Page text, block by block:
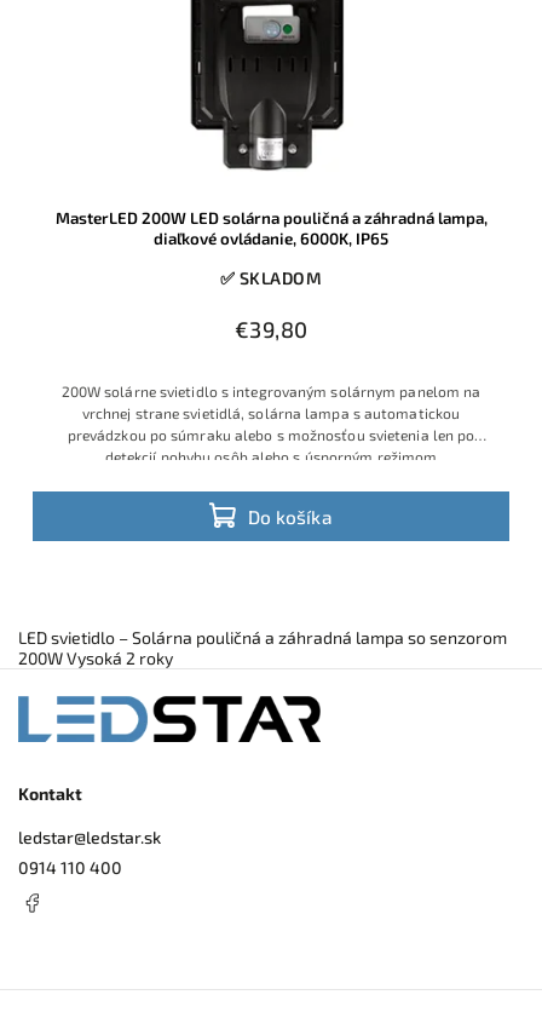
MasterLED 200W LED solárna pouličná a záhradná lampa,
diaľkové ovládanie, 6000K, IP65
✅ SKLADOM
€39,80
Do košíka
200W solárne svietidlo s integrovaným solárnym panelom na
vrchnej strane svietidlá, solárna lampa s automatickou
prevádzkou po súmraku alebo s možnosťou svietenia len po
detekcií pohybu osôb alebo s úsporným režimom
LED svietidlo – Solárna pouličná a záhradná lampa so senzorom
200W Vysoká 2 roky
Kontakt
ledstar@ledstar.sk
0914 110 400